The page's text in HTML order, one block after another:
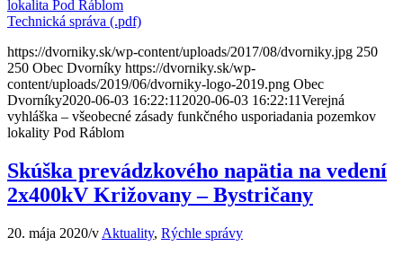
lokalita Pod Ráblom
Technická správa (.pdf)
https://dvorniky.sk/wp-content/uploads/2017/08/dvorniky.jpg 250
250 Obec Dvorníky https://dvorniky.sk/wp-
content/uploads/2019/06/dvorniky-logo-2019.png Obec
Dvorníky2020-06-03 16:22:11 2020-06-03 16:22:11Verejná
vyhláška – všeobecné zásady funkčného usporiadania pozemkov
lokality Pod Ráblom
Skúška prevádzkového napätia na vedení
2x400kV Križovany – Bystričany
20. mája 2020/v Aktuality, Rýchle správy